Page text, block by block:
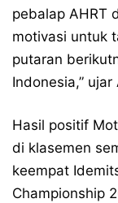
pebalap AHRT
motivasi untuk
putaran
Indonesia,” ujar
Hasil positif
di klasemen
keempat
Championship